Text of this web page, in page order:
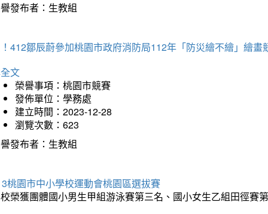
發布者：生教組
412鄒辰蔚參加桃園市政府消防局112年「防災繪不繪」繪畫
文
榮譽事項：桃園市競賽
發佈單位：學務處
建立時間：2023-12-28
瀏覽次數：623
發布者：生教組
桃園市中小學校運動會桃園區選拔賽
榮獲團體國小男生甲組游泳賽第三名、國小女生乙組田徑賽